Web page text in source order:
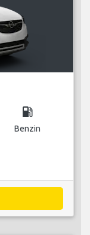
local_gas_station
Benzin